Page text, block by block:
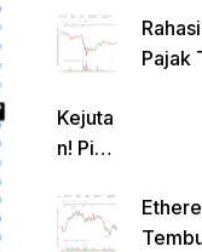
Juta!
Pajak
Kejuta
n! Pi
rk
Gande